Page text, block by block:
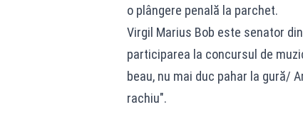
o plângere penală la parchet.
Virgil Marius Bob este senator
participarea la concursul de
beau, nu mai duc pahar la gură/
rachiu".